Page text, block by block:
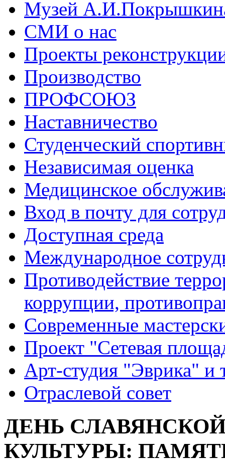
Музей
СМИ о нас
Проекты
Производство
ПРОФСОЮЗ
Наставничество
Студенческий
Независимая оценка
Медицинское
Вход в почту для
Доступная среда
Международное
Противодействие
коррупции,
Современные
Проект "Сетевая
Арт-студия "Эврика" и
Отраслевой совет
ДЕНЬ
КУЛЬТУРЫ: